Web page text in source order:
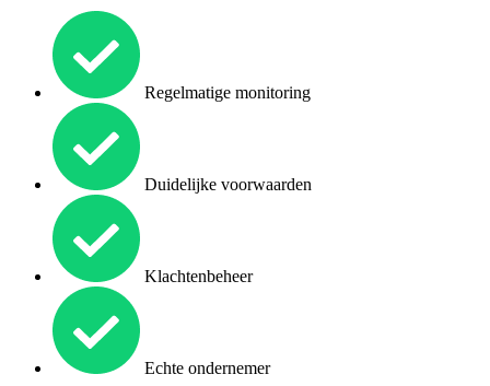
Regelmatige monitoring
Duidelijke voorwaarden
Klachtenbeheer
Echte ondernemer